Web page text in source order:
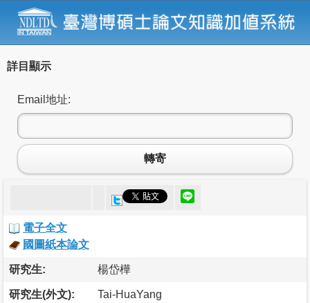
詳目顯示
Email地址:
轉寄
電子全文
國圖紙本論文
研究生: 楊岱樺
研究生(外文): Tai-HuaYang